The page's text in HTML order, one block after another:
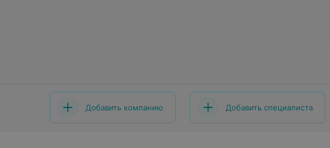
Добавить компанию Добавить специалиста